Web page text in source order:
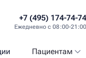
+7 (495) 174-74-74
Ежедневно с 08:00-21:00
Пациентам